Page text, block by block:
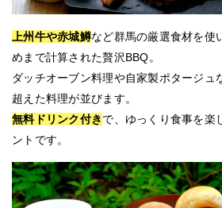
上州牛や赤城鱒など群馬の厳選食材を使
めまで計算された贅沢BBQ。
ダッチオーブン料理や自家製ポタージュ
超えた料理が並びます。
無料ドリンク付きで、ゆっくり食事を楽
ントです。